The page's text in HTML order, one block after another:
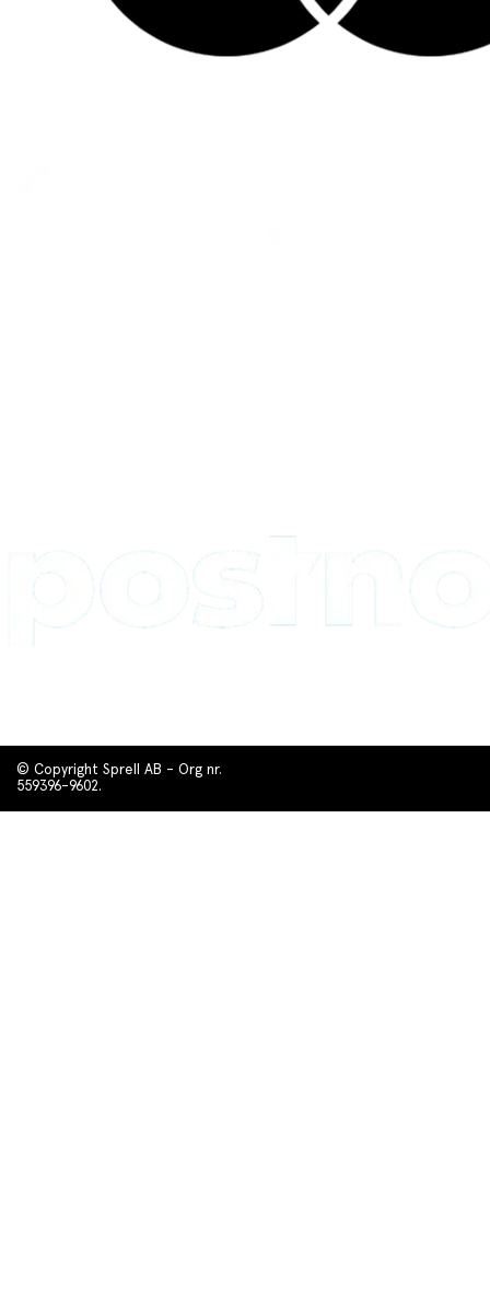
© Copyright Sprell AB - Org nr.
559396-9602.